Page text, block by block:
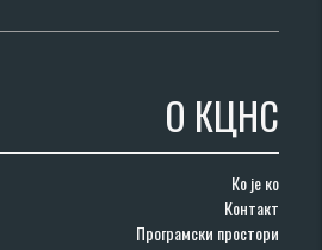
О КЦНС
Ко је ко
Контакт
Програмски простори